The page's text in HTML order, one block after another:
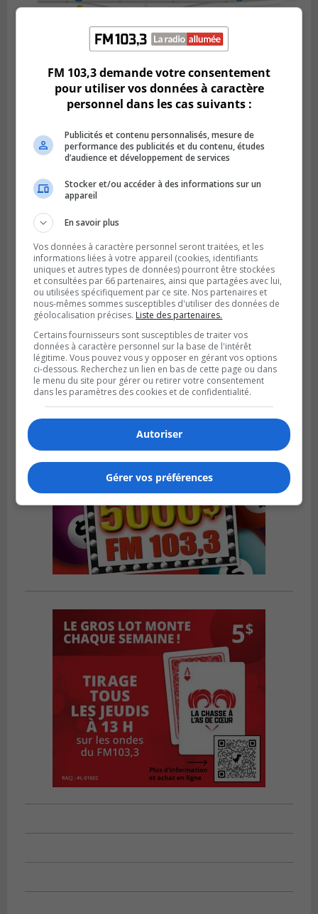
BOUCHERVILLE
Publié le 5 août 2026 à 15h25
Le MTMD annonce des fermetures sur
l’autoroute 20 à Boucherville
VIEUX-LONGUEUIL
Publié le 31 juillet 2026 à 14h20
Le RTL dévoile sa nouvelle flotte de
transport adapté
FM 103,3 demande votre consentement
pour utiliser vos données à caractère
personnel dans les cas suivants :
Publicités et contenu personnalisés, mesure de
performance des publicités et du contenu, études
d’audience et développement de services
Stocker et/ou accéder à des informations sur un
appareil
En savoir plus
Vos données à caractère personnel seront traitées, et les
informations liées à votre appareil (cookies, identifiants
uniques et autres types de données) pourront être stockées
et consultées par 66 partenaires, ainsi que partagées avec lui,
ou utilisées spécifiquement par ce site. Nos partenaires et
nous-mêmes sommes susceptibles d'utiliser des données de
géolocalisation précises. Liste des partenaires.
Certains fournisseurs sont susceptibles de traiter vos
données à caractère personnel sur la base de l'intérêt
légitime. Vous pouvez vous y opposer en gérant vos options
ci-dessous. Recherchez un lien en bas de cette page ou dans
le menu du site pour gérer ou retirer votre consentement
dans les paramètres des cookies et de confidentialité.
Autoriser
Gérer vos préférences